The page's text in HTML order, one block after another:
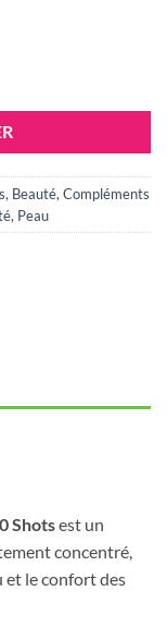
, Beauté, Compléments
, Peau
Shotsest un
concentré,
et le confort des